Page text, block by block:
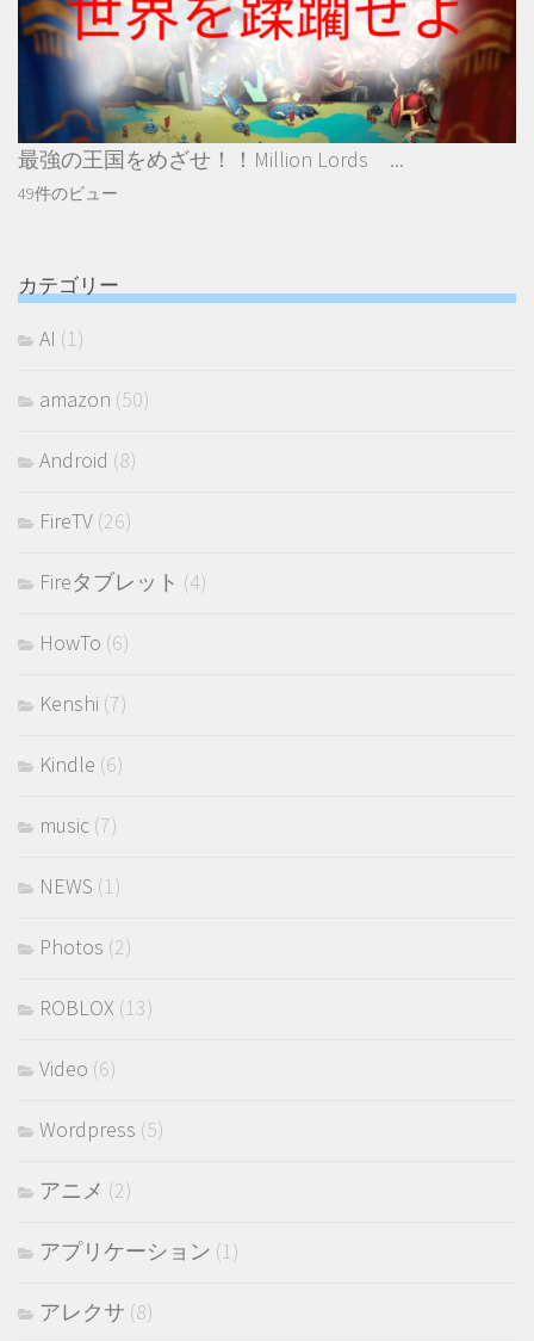
最強の王国をめざせ！！Million Lords ...
49件のビュー
カテゴリー
AI (1)
amazon (50)
Android (8)
FireTV (26)
Fireタブレット (4)
HowTo (6)
Kenshi (7)
Kindle (6)
music (7)
NEWS (1)
Photos (2)
ROBLOX (13)
Video (6)
Wordpress (5)
アニメ (2)
アプリケーション (1)
アレクサ (8)